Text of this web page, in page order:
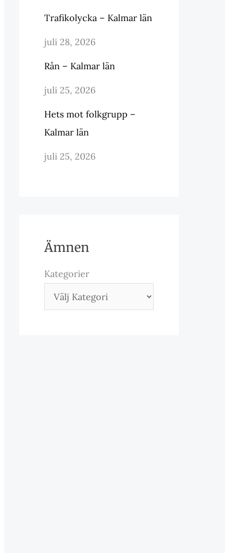
Trafikolycka – Kalmar län
juli 28, 2026
Rån – Kalmar län
juli 25, 2026
Hets mot folkgrupp –
Kalmar län
juli 25, 2026
Ämnen
Kategorier